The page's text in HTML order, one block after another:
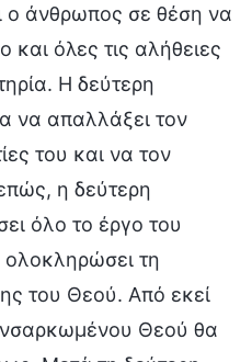
ο άνθρωπος σε θέση να
όλες τις αλήθειες
Η δεύτερη
να απαλλάξει τον
του και να τον
η δεύτερη
όλο το έργο του
τη
του Θεού. Από εκεί
Θεού θα